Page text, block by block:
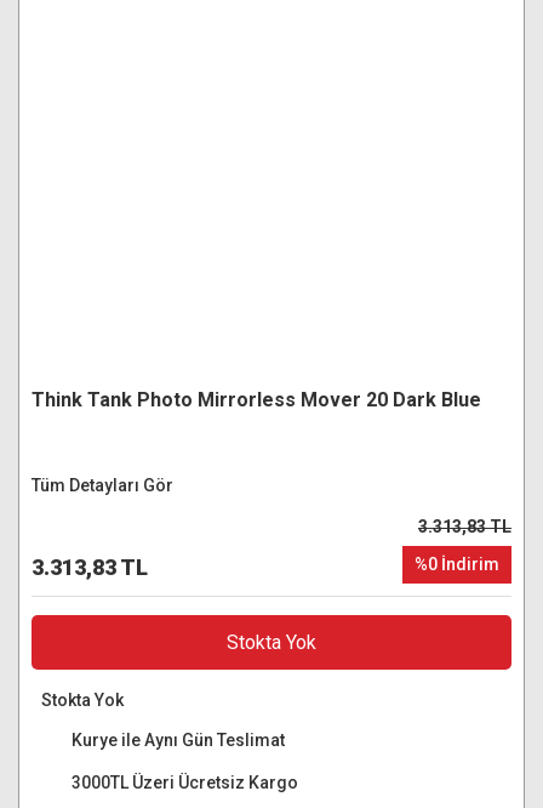
Think Tank Photo Mirrorless Mover 20 Dark Blue
Tüm Detayları Gör
3.313,83 TL
3.313,83 TL
%0 İndirim
Stokta Yok
Stokta Yok
Kurye ile Aynı Gün Teslimat
3000TL Üzeri Ücretsiz Kargo